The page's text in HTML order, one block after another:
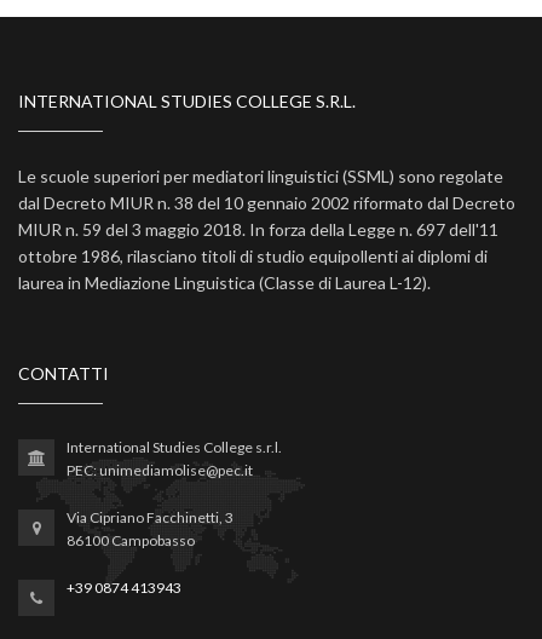
INTERNATIONAL STUDIES COLLEGE S.R.L.
Le scuole superiori per mediatori linguistici (SSML) sono regolate
dal Decreto MIUR n. 38 del 10 gennaio 2002 riformato dal Decreto
MIUR n. 59 del 3 maggio 2018. In forza della Legge n. 697 dell'11
ottobre 1986, rilasciano titoli di studio equipollenti ai diplomi di
laurea in Mediazione Linguistica (Classe di Laurea L-12).
CONTATTI
International Studies College s.r.l.
PEC: unimediamolise@pec.it
Via Cipriano Facchinetti, 3
86100 Campobasso
+39 0874 413943